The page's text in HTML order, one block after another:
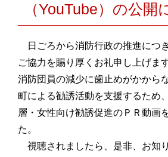
（YouTube）の公開
日ごろから消防行政の推進につ
ご協力を賜り厚くお礼申し上げます
消防団員の減少に歯止めがかから
町による勧誘活動を支援するため
層・女性向け勧誘促進のＰＲ動画
た。
視聴されましたら、是非、お知